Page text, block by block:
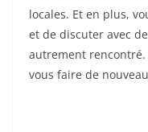
locales. Et en plus,
et de discuter avec
autrement
vous faire de